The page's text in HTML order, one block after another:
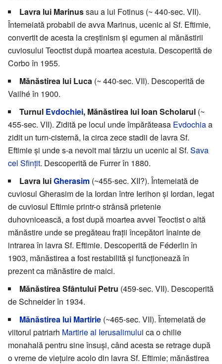
Lavra lui Marinussau a lui Fotinus (~ 440-sec. VII).
Întemeiată probabil de avva Marinus, ucenic al Sf. Eftimie,
convertit de acesta la creștinism și egumen al mănăstirii
cuviosului Teoctist după moartea acestuia. Descoperită de
Corbo în 1955.
Mănăstirea lui Luca (~ 440-sec. VII). Descoperită de
Vailhé în 1900.
Turnul Evdochiei, Mănăstirea lui Ioan Scholarul (~
455-sec. VII). Zidită pe locul unde împărăteasa Evdochiaa
zidit un turn-cisternă, la circa zece stadii de lavra Sf.
Eftimie și unde s-a nevoit mai târziu un ucenic al Sf. Sava
cel Sfințit. Descoperită de Furrer în 1880.
Lavra luiGherasim (~455-sec. XII?). Întemeiată de
cuviosul Gherasim de la Iordan între Ierihon și Iordan, legat
de cuviosul Eftimie printr-o strânsă prietenie
duhovnicească, a fost după moartea avvei Teoctist o altă
mănăstire unde se pregăteau frații începători înainte de
intrarea în lavra Sf. Eftimie. Descoperită de Féderlin în
1903, mănăstirea a fost restabilită și funcționează în
prezent ca mănăstire de maici.
Mănăstirea Sfântului Petru (459-sec. VII). Descoperită
de Schneider în 1934.
Mănăstirea lui Martirie (~465-sec. VII). Întemeiată de
viitorul patriarh Martirie al Ierusalimului ca o chilie
monahală pentru sine însuși, când acesta se retrage după
o vreme de viețuire acolo din lavra Sf. Eftimie; mănăstirea